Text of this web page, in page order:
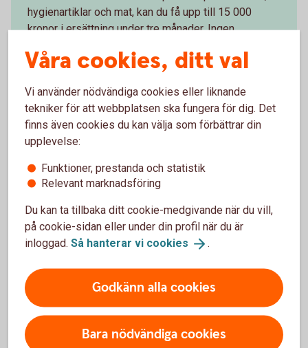
hygienartiklar och mat, kan du få upp till 15 000
kronor i ersättning under tre månader. Ingen
bekräftelse från kvinnojour eller skyddat boende.
Ersättning vid mobbning
Barn och unga (upp till 20 år) som utsätts för
tio besök hos psykolog.
ID-försäkring
Våra cookies, ditt val
Vi använder nödvändiga cookies eller liknande
tekniker för att webbplatsen ska fungera för dig. Det
finns även cookies du kan välja som förbättrar din
upplevelse:
Funktioner, prestanda och statistik
Relevant marknadsföring
Du kan ta tillbaka ditt cookie-medgivande när du vill,
på cookie-sidan eller under din profil när du är
inloggad. Så hanterar vi cookies .
Godkänn alla cookies
Bara nödvändiga cookies